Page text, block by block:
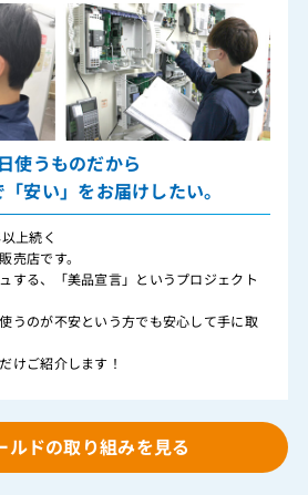
使うものだから
「安い」をお届けしたい。
上続く
売店です。
する、「美品宣言」というプロジェクト
うのが不安という方でも安心して手に取
けご紹介します！
ルドの取り組みを見る